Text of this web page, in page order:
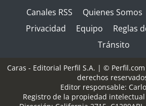
Canales RSS Quienes Somos
Privacidad
Equipo
Reglas
Tránsito
Caras - Editorial Perfil S.A. | © Perfil.com
derechos
Editor responsable:
Registro de la propiedad